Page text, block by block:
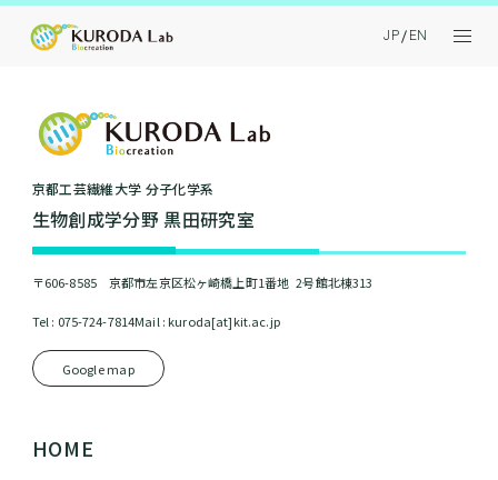
JP EN
京都⼯芸繊維⼤学 分⼦化学系
⽣物創成学分野 黒⽥研究室
〒606-8585 京都市左京区松ヶ崎橋上町1番地 2号館北棟313
Tel : 075-724-7814Mail : kuroda[at]kit.ac.jp
Google map
HOME